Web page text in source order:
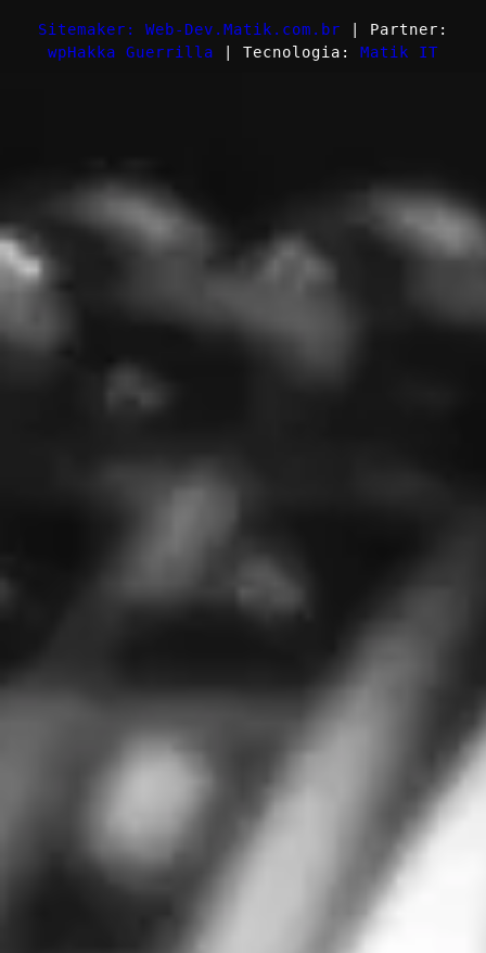
Sitemaker: Web-Dev.Matik.com.br | Partner:
wpHakka Guerrilla | Tecnologia: Matik IT